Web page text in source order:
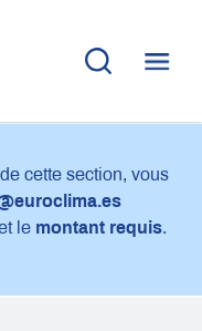
cette section, vous
le montant requis.